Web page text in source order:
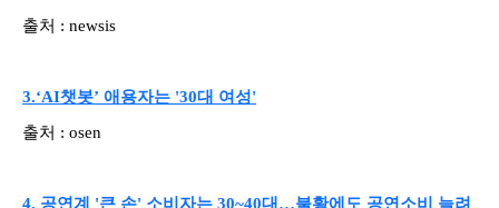
출처 : newsis
3.‘AI챗봇’ 애용자는 '30대 여성'
출처 : osen
4. 공연계 '큰 손' 소비자는 30~40대…불황에도 공연소비 늘려